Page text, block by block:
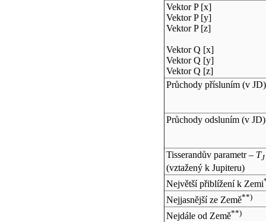
Vektor P [x]
Vektor P [y]
Vektor P [z]
Vektor Q [x]
Vektor Q [y]
Vektor Q [z]
Průchody přísluním (v JD)
Průchody odsluním (v JD)
Tisserandův parametr – TJ
(vztažený k Jupiteru)
Největší přiblížení k Zemi
Nejjasnější ze Země**)
Nejdále od Země**)